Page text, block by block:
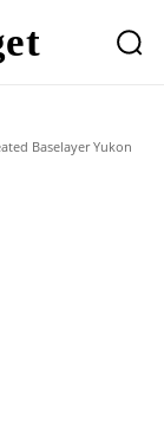
Baselayer Yukon